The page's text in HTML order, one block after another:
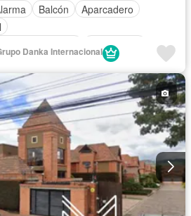
Balcón
Aparcadero
Electricidad
Barbecue
Internet
Gas natural
Seguridad privada
Cancha de tenis
Agua
Danka Internacional